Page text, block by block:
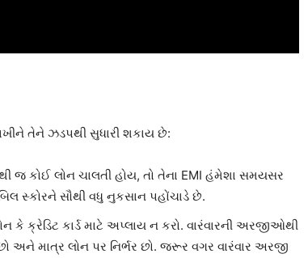
તેને ઝડપથી સુધારી શકાય છે:
જ કોઈ લોન ચાલતી હોય, તો તેના EMI હંમેશા સમયસર
સ્કોરને સૌથી વધુ નુકસાન પહોંચાડે છે.
કે ક્રેડિટ કાર્ડ માટે અપ્લાય ન કરો. વારંવારની અરજીઓથી
માત્ર લોન પર નિર્ભર છો. જરૂર વગર વારંવાર અરજી